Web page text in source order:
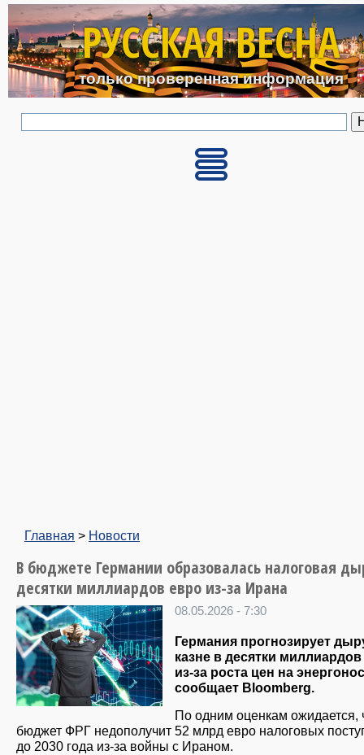
Перейти к основному
РУССКАЯ ВЕСНА
только проверенная информация
Главная > Новости
В бюджете Германии образовалась налоговая
десятки миллиардов евро из-за Ирана
08.05.2026 - 7:30
Германия прогнозирует
казне в десятки
из-за роста цен на
сообщает Bloomberg.
По одним оценкам ожидается,
бюджет ФРГ недополучит 52 млрд евро налоговых
до 2030 года из-за войны с Ираном.